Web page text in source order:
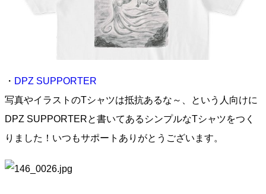
・ DPZ SUPPORTER
写真やイラストのTシャツは抵抗あるな～、という人向けに
DPZ SUPPORTERと書いてあるシンプルなTシャツをつく
りました！いつもサポートありがとうございます。